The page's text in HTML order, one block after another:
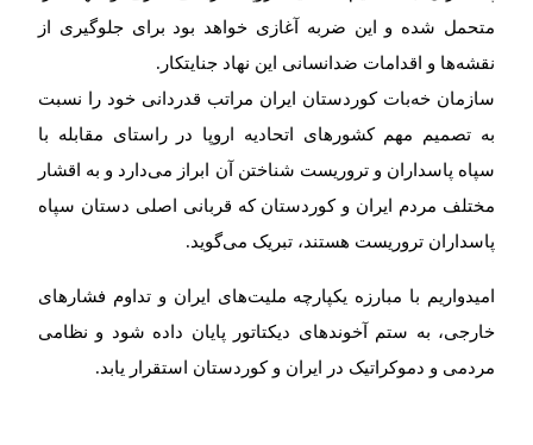
متحمل شدە و این ضربە آغازی خواهد بود برای جلوگیری از
نقشه‌ها و اقدامات ضدانسانی این نهاد جنایتکار.
سازمان خەبات کوردستان ایران مراتب قدردانی خود را نسبت
به تصمیم مهم کشورهای اتحادیه اروپا در راستای مقابله با
سپاه پاسداران و تروریست شناختن آن ابراز می‌دارد و به اقشار
مختلف مردم ایران و کوردستان که قربانی اصلی دستان سپاه
پاسداران تروریست هستند، تبریک می‌گوید.
امیدواریم با مبارزه یکپارچه ملیت‌های ایران و تداوم فشارهای
خارجی، به ستم آخوندهای دیکتاتور پایان داده شود و نظامی
مردمی و دموکراتیک در ایران و کوردستان استقرار یابد.